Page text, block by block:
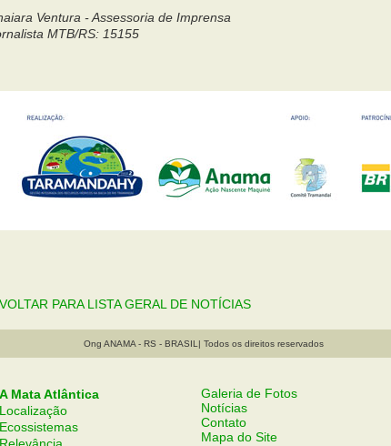
Ventura - Assessoria de Imprensa
MTB/RS: 15155
PARA LISTA GERAL DE NOTÍCIAS
Ong ANAMA - RS - BRASIL| Todos os direitos reservados
A Mata Atlântica
Localização
Ecossistemas
Galeria de Fotos
Notícias
Contato
Mapa do Site